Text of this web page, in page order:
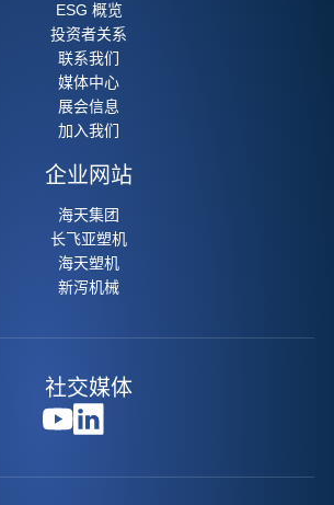
ESG 概览
投资者关系
联系我们
媒体中心
展会信息
加入我们
企业网站
海天集团
长飞亚塑机
海天塑机
新泻机械
社交媒体